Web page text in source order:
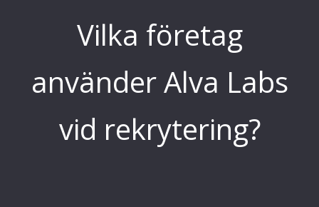
Vilka företag
använder Alva Labs
vid rekrytering?